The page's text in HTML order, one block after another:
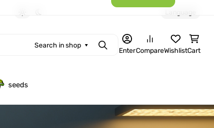
Light theme
Search in shop SearchEnterCompareWishlistCart
seeds